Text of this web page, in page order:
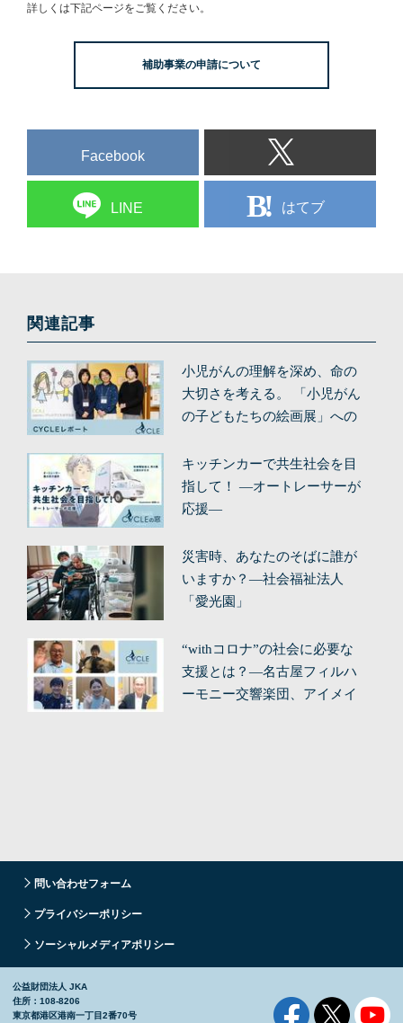
詳しくは下記ページをご覧ください。
補助事業の申請について
Facebook
LINE はてブ
関連記事
小児がんの理解を深め、命の
大切さを考える。 「小児がん
の子どもたちの絵画展」への
キッチンカーで共生社会を目
指して！ ―オートレーサーが
応援―
災害時、あなたのそばに誰が
いますか？—社会福祉法人
「愛光園」
“withコロナ”の社会に必要な
支援とは？—名古屋フィルハ
ーモニー交響楽団、アイメイ
問い合わせフォーム
プライバシーポリシー
ソーシャルメディアポリシー
公益財団法人 JKA
住所：108-8206
東京都港区港南一丁目2番70号